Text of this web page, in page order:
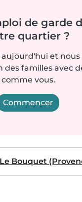
de garde
quartier ?
et
familles avec
comme vous.
Commencer
Le Bouquet